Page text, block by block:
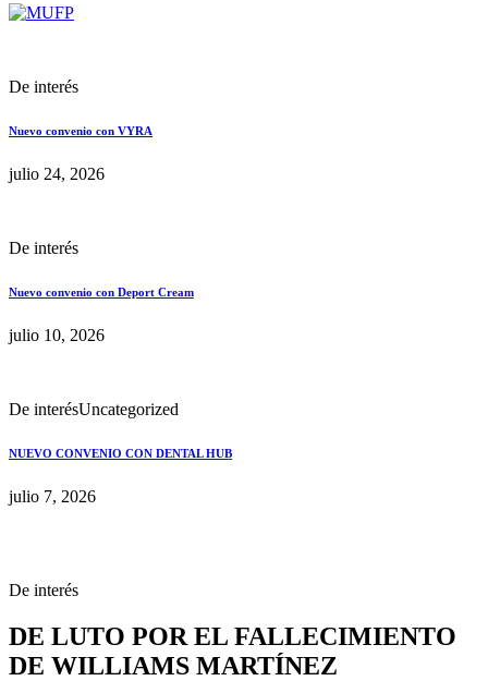
De interés
Nuevo convenio con VYRA
julio 24, 2026
De interés
Nuevo convenio con Deport Cream
julio 10, 2026
De interésUncategorized
NUEVO CONVENIO CON DENTAL HUB
julio 7, 2026
De interés
DE LUTO POR EL FALLECIMIENTO
DE WILLIAMS MARTÍNEZ